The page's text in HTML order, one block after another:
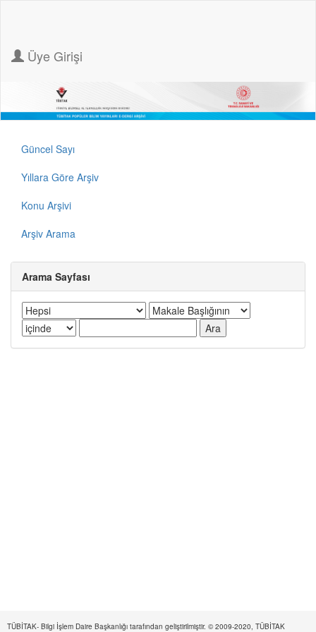
Üye Girişi
Güncel Sayı
Yıllara Göre Arşiv
Konu Arşivi
Arşiv Arama
Arama Sayfası
TÜBİTAK- Bilgi İşlem Daire Başkanlığı tarafından geliştirilmiştir. © 2009-2020, TÜBİTAK